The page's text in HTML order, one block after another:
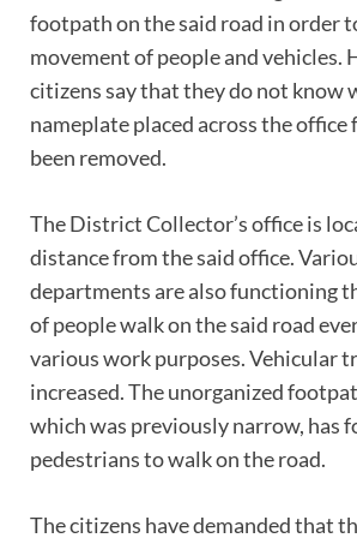
footpath on the said road in order
movement of people and vehicles.
citizens say that they do not know
nameplate placed across the
been removed.
The District Collector’s office is
distance from the said office.
departments are also functioning
of people walk on the said road
various work purposes. Vehicular
increased. The unorganized
which was previously narrow, has
pedestrians to walk on the road.
The citizens have demanded that